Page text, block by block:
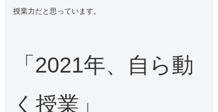
授業力だと思っています。
「2021年、自ら動
く授業」